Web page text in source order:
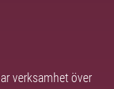
verksamhet över